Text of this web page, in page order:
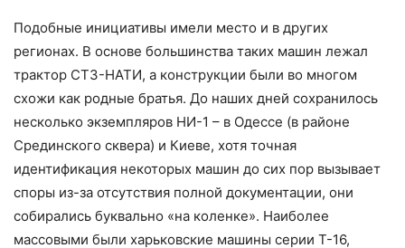
Подобные инициативы имели место и в других
регионах. В основе большинства таких машин лежал
трактор СТЗ-НАТИ, а конструкции были во многом
схожи как родные братья. До наших дней сохранилось
несколько экземпляров НИ-1 – в Одессе (в районе
Срединского сквера) и Киеве, хотя точная
идентификация некоторых машин до сих пор вызывает
споры из-за отсутствия полной документации, они
собирались буквально «на коленке». Наиболее
массовыми были харьковские машины серии Т-16,